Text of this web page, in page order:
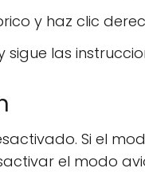
y haz clic
las
Si el
el modo